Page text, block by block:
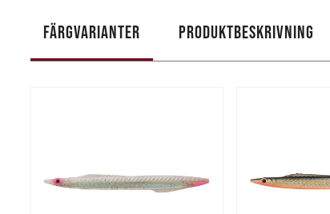
FÄRGVARIANTER PRODUKTBESKRIVNING